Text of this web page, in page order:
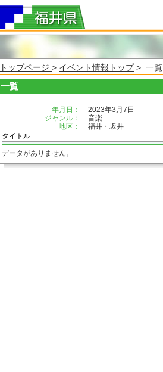
トップページ > イベント情報トップ> 一覧
一覧
年月日：
2023年3月7日
ジャンル：
音楽
地区：
福井・坂井
タイトル
データがありません。